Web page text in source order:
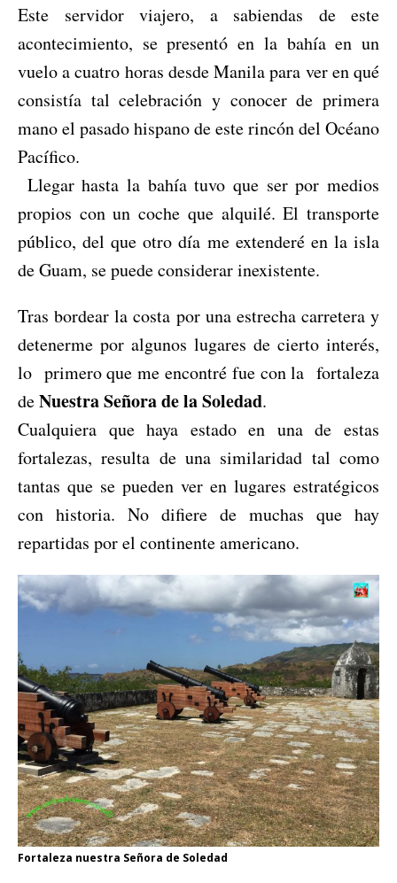
Este servidor viajero, a sabiendas de este
acontecimiento, se presentó en la bahía en un
vuelo a cuatro horas desde Manila para ver en qué
consistía tal celebración y conocer de primera
mano el pasado hispano de este rincón del Océano
Pacífico.
Llegar hasta la bahía tuvo que ser por medios
propios con un coche que alquilé. El transporte
público, del que otro día me extenderé en la isla
de Guam, se puede considerar inexistente.
Tras bordear la costa por una estrecha carretera y
detenerme por algunos lugares de cierto interés,
lo primero que me encontré fue con la fortaleza
deNuestra Señora de la Soledad.
Cualquiera que haya estado en una de estas
fortalezas, resulta de una similaridad tal como
tantas que se pueden ver en lugares estratégicos
con historia. No difiere de muchas que hay
repartidas por el continente americano.
Fortaleza nuestra Señora de Soledad